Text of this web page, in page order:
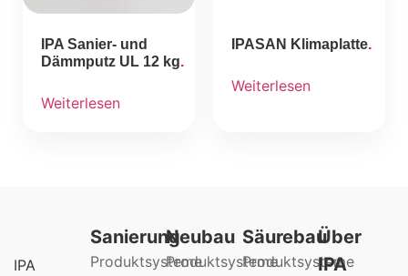
IPA Sanier- und
Dämmputz UL 12 kg
Weiterlesen
IPASAN Klimaplatte
Weiterlesen
IPA
Sanierung
Produktsysteme
Neubau
Produktsysteme
Säurebau
Produktsysteme
Über
IPA